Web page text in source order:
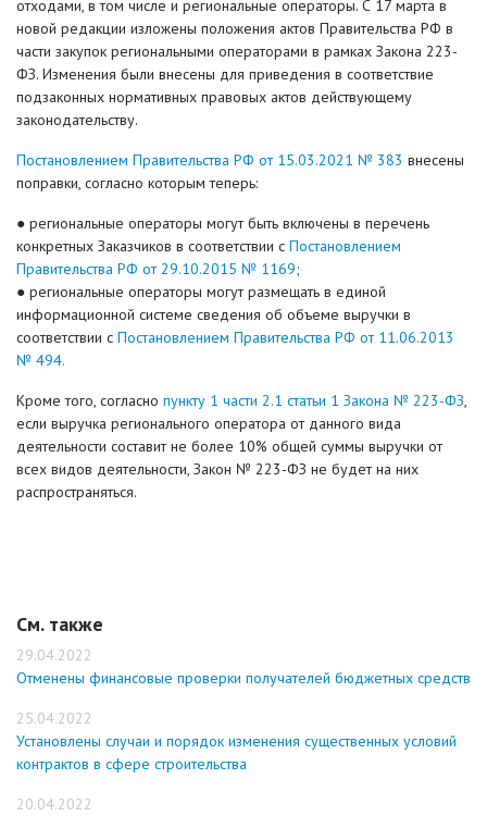
отходами, в том числе и региональные операторы. С 17 марта в
новой редакции изложены положения актов Правительства РФ в
части закупок региональными операторами в рамках Закона 223-
ФЗ. Изменения были внесены для приведения в соответствие
подзаконных нормативных правовых актов действующему
законодательству.
Постановлением Правительства РФ от 15.03.2021 № 383 внесены
поправки, согласно которым теперь:
● региональные операторы могут быть включены в перечень
конкретных Заказчиков в соответствии с Постановлением
Правительства РФ от 29.10.2015 № 1169;
● региональные операторы могут размещать в единой
информационной системе сведения об объеме выручки в
соответствии с Постановлением Правительства РФ от 11.06.2013
№ 494.
Кроме того, согласно пункту 1 части 2.1 статьи 1 Закона № 223-ФЗ,
если выручка регионального оператора от данного вида
деятельности составит не более 10% общей суммы выручки от
всех видов деятельности, Закон № 223-ФЗ не будет на них
распространяться.
См. также
29.04.2022
Отменены финансовые проверки получателей бюджетных средств
25.04.2022
Установлены случаи и порядок изменения существенных условий
контрактов в сфере строительства
20.04.2022